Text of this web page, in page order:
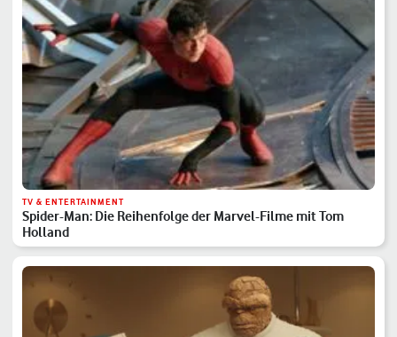
TV & ENTERTAINMENT
Spider-Man: Die Reihenfolge der Marvel-Filme mit Tom
Holland